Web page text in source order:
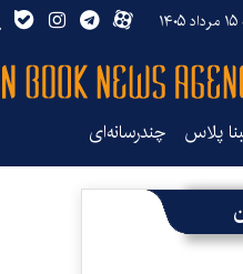
پلاس چندرسانه‌ای